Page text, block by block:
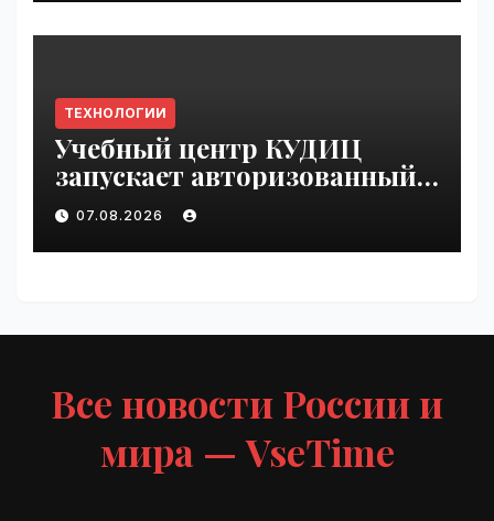
ТЕХНОЛОГИИ
Учебный центр КУДИЦ
запускает авторизованный
курс по
администрированию Mind
Migrate#guest | VseTime.ru
07.08.2026
Все новости России и
мира — VseTime